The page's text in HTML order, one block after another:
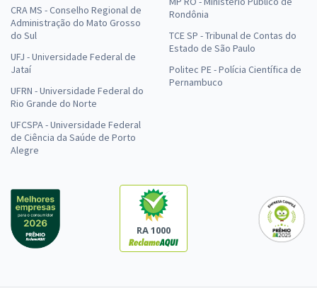
CRA MS - Conselho Regional de
Administração do Mato Grosso
do Sul
UFJ - Universidade Federal de
Jataí
UFRN - Universidade Federal do
Rio Grande do Norte
UFCSPA - Universidade Federal
de Ciência da Saúde de Porto
Alegre
Rondônia
TCE SP - Tribunal de Contas do
Estado de São Paulo
Politec PE - Polícia Científica de
Pernambuco
RA 1000